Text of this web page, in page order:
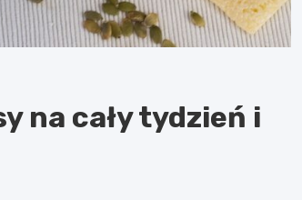
na cały tydzień i